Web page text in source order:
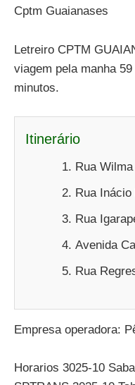
Cptm Guaianases
Letreiro CPTM
viagem pela manha
minutos.
Itinerário
Rua
Rua
Rua
Avenida
Rua
Empresa operadora:
Horarios 3025-10